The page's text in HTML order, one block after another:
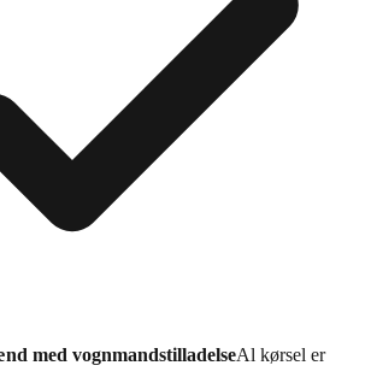
med vognmandstilladelseAl kørsel er